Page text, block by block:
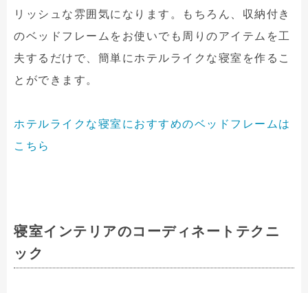
リッシュな雰囲気になります。もちろん、収納付き
のベッドフレームをお使いでも周りのアイテムを工
夫するだけで、簡単にホテルライクな寝室を作るこ
とができます。
ホテルライクな寝室におすすめのベッドフレームは
こちら
寝室インテリアのコーディネートテクニ
ック